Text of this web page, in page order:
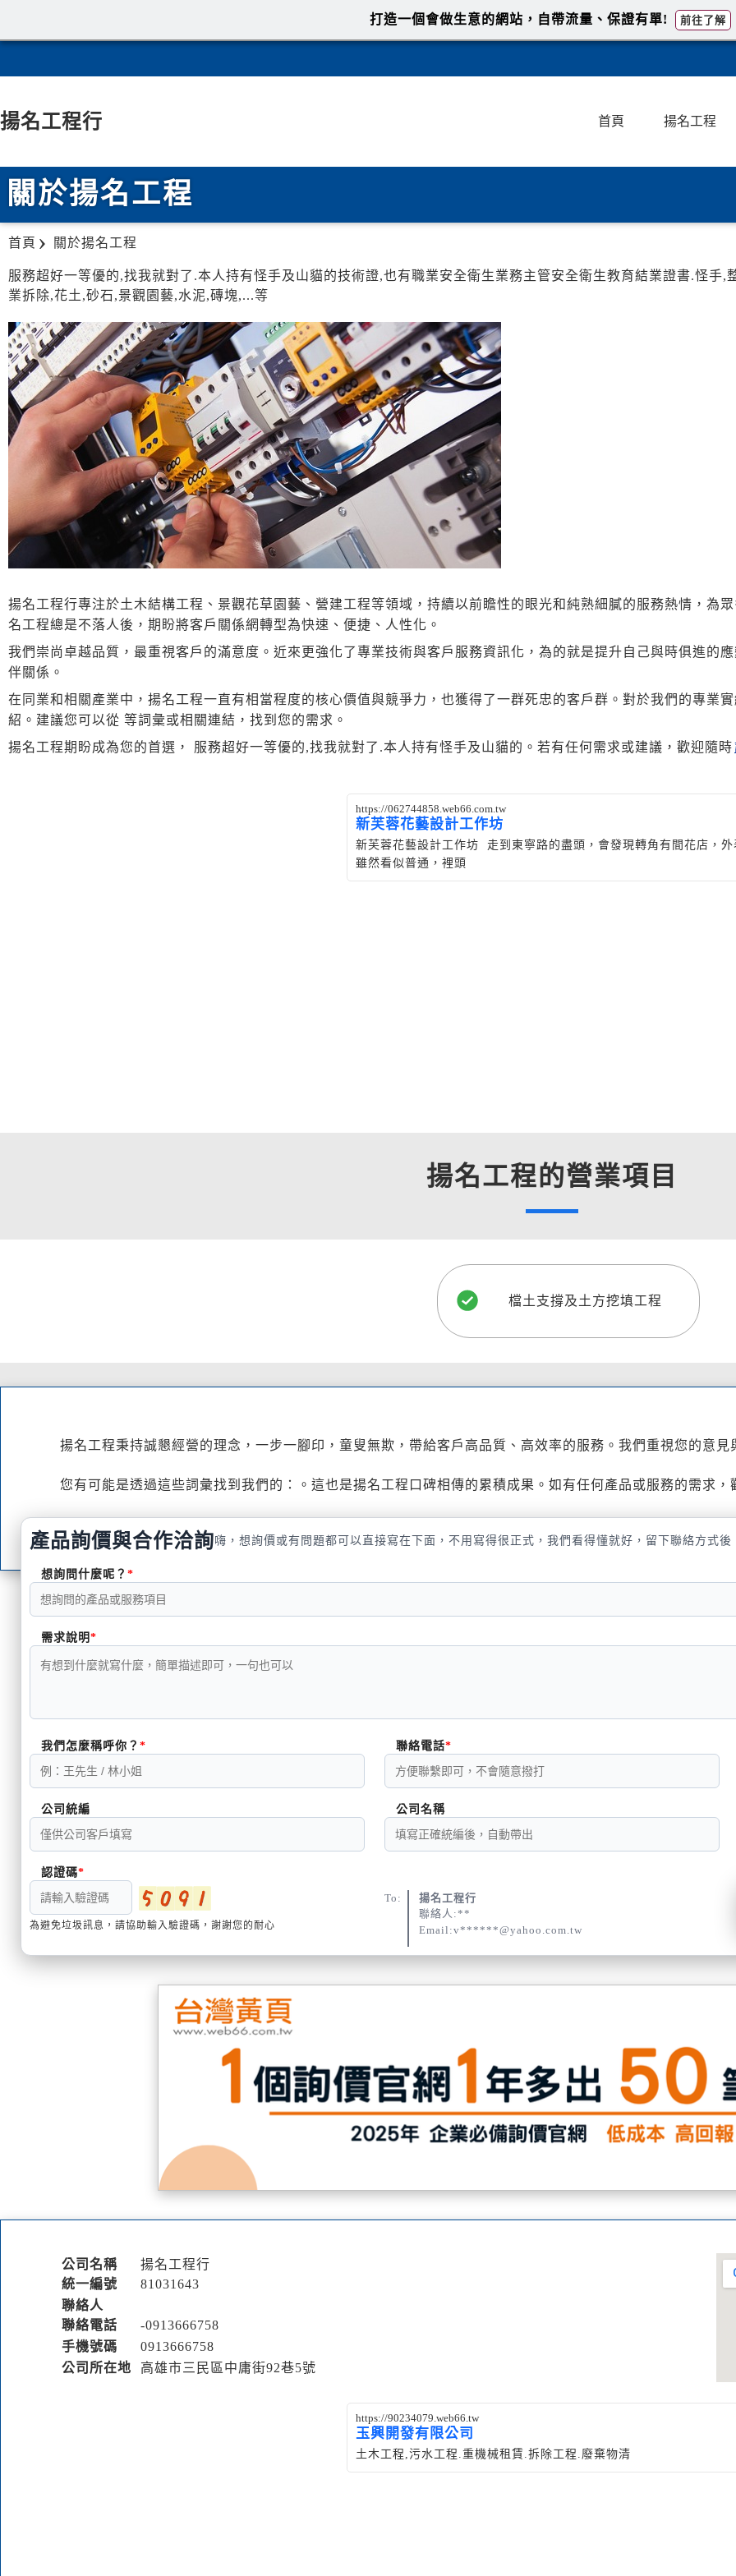
揚名工程行 首頁 揚名工程
關於揚名工程
首頁 關於揚名工程
服務超好一等優的,找我就對了.本人持有怪手及山貓的技術證,也有職業安全衛生業務主管安全衛生教育結業證書.怪手
業拆除,花土,砂石,景觀園藝,水泥,磚塊,...等
揚名工程行專注於土木結構工程、景觀花草園藝、營建工程等領域，持續以前瞻性的眼光和純熟細膩的服務熱情，為
名工程總是不落人後，期盼將客戶關係網轉型為快速、便捷、人性化。
我們崇尚卓越品質，最重視客戶的滿意度。近來更強化了專業技術與客戶服務資訊化，為的就是提升自己與時俱進的
伴關係。
在同業和相關產業中，揚名工程一直有相當程度的核心價值與競爭力，也獲得了一群死忠的客戶群。對於我們的專業
紹。建議您可以從 等詞彙或相關連結，找到您的需求。
揚名工程期盼成為您的首選， 服務超好一等優的,找我就對了.本人持有怪手及山貓的。若有任何需求或建議，歡迎隨時
https://062744858.web66.com.tw
新芙蓉花藝設計工作坊
新芙蓉花藝設計工作坊 走到東寧路的盡頭，會發現轉角有間花店，外
雖然看似普通，裡頭
揚名工程的營業項目
檔土支撐及土方挖填工程
揚名工程秉持誠懇經營的理念，一步一腳印，童叟無欺，帶給客戶高品質、高效率的服務。我們重視您的意見
您有可能是透過這些詞彙找到我們的：。這也是揚名工程口碑相傳的累積成果。如有任何產品或服務的需求，
產品詢價與合作洽詢嗨，想詢價或有問題都可以直接寫在下面，不用寫得很正式，我們看得懂就好，留下聯絡方式後
想詢問什麼呢？
需求說明
我們怎麼稱呼你？ 聯絡電話
公司統編 公司名稱
認證碼
為避免垃圾訊息，請協助輸入驗證碼，謝謝您的耐心
To:
揚名工程行
聯絡人:**
Email:v******@yahoo.com.tw
公司名稱
揚名工程行
統一編號
81031643
聯絡人
聯絡電話
-091 3666758
手機號碼
0913666758
公司所在地
高雄市三民區中庸街92巷5號
https://90234079.web66.tw
玉興開發有限公司
土木工程,污水工程.重機械租賃.拆除工程.廢棄物清
打造一個會做生意的網站，自帶流量、保證有單! 前往了解